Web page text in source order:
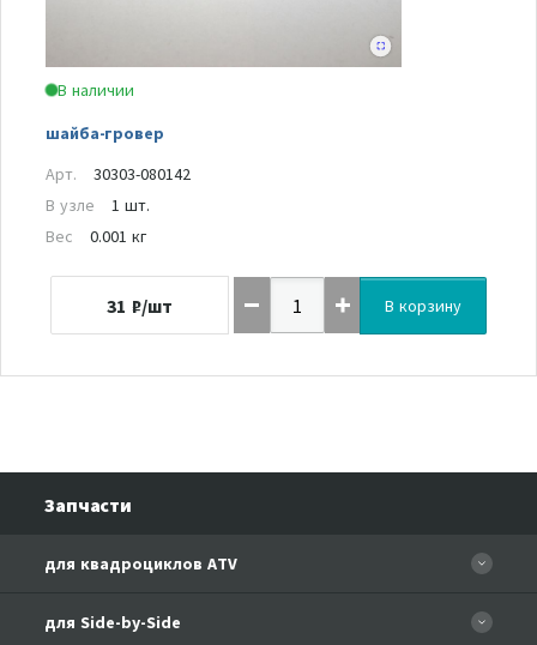
В наличии
шайба-гровер
Арт.
30303-080142
В узле
1 шт.
Вес
0.001 кг
31 ₽/шт В корзину
Запчасти
для квадроциклов ATV
CFORCE 110 EFI
для Side-by-Side